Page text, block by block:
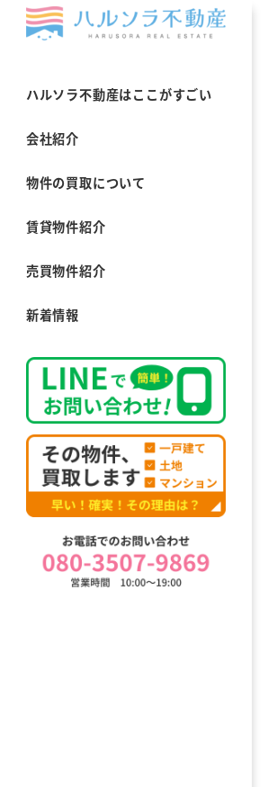
ハルソラ不動産はここがすごい
会社紹介
物件の買取について
賃貸物件紹介
売買物件紹介
新着情報